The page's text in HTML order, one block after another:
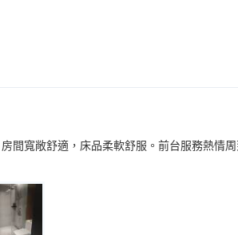
間寬敞舒適，床品柔軟舒服。前台服務熱情